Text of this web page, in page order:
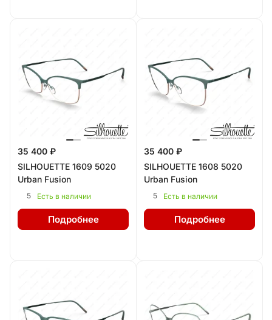
35 400 ₽
SILHOUETTE 1609 5020
Urban Fusion
5 Есть в наличии
Подробнее
35 400 ₽
SILHOUETTE 1608 5020
Urban Fusion
5 Есть в наличии
Подробнее